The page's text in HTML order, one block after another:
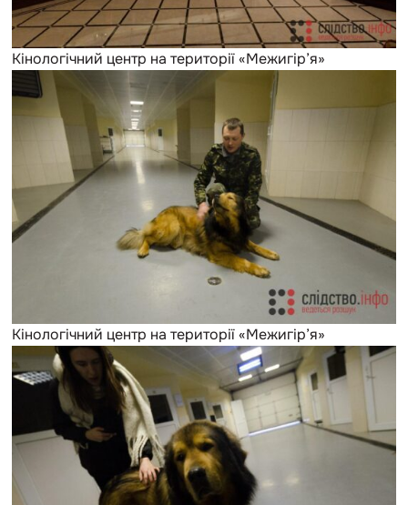
Кінологічний центр на території «Межигір’я»
Кінологічний центр на території «Межигір’я»